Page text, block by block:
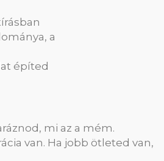
a
építed
mi az a mém.
van. Ha jobb ötleted van,